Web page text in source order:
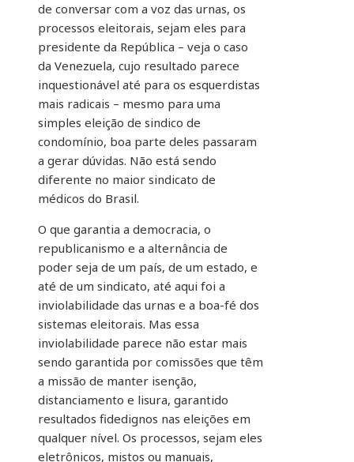
de conversar com a voz das urnas, os
processos eleitorais, sejam eles para
presidente da República – veja o caso
da Venezuela, cujo resultado parece
inquestionável até para os esquerdistas
mais radicais – mesmo para uma
simples eleição de sindico de
condomínio, boa parte deles passaram
a gerar dúvidas. Não está sendo
diferente no maior sindicato de
médicos do Brasil.
O que garantia a democracia, o
republicanismo e a alternância de
poder seja de um país, de um estado, e
até de um sindicato, até aqui foi a
inviolabilidade das urnas e a boa-fé dos
sistemas eleitorais. Mas essa
inviolabilidade parece não estar mais
sendo garantida por comissões que têm
a missão de manter isenção,
distanciamento e lisura, garantido
resultados fidedignos nas eleições em
qualquer nível. Os processos, sejam eles
eletrônicos, mistos ou manuais,